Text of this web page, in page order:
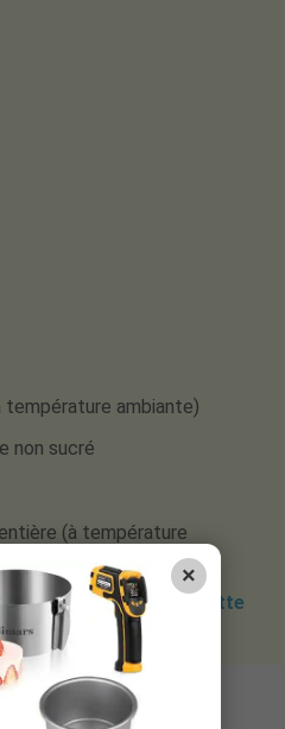
température ambiante)
non sucré
(à température
salé (retrouvez
la recette
×